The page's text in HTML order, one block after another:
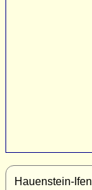
Hauenstein-